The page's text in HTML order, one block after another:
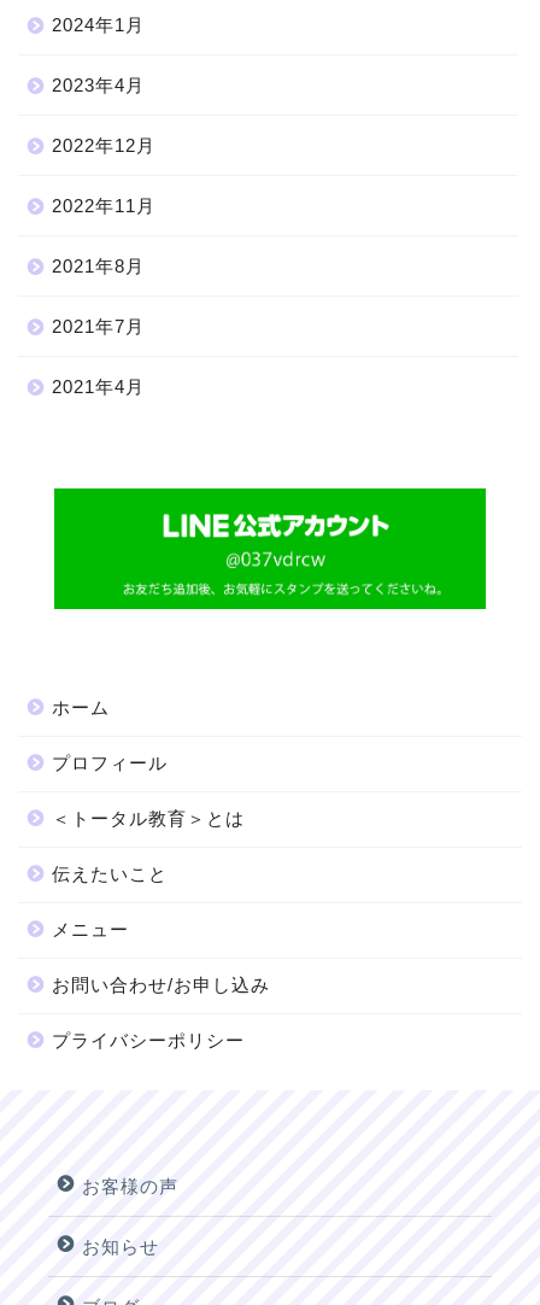
2024年1月
2023年4月
2022年12月
2022年11月
2021年8月
2021年7月
2021年4月
ホーム
プロフィール
＜トータル教育＞とは
伝えたいこと
メニュー
お問い合わせ/お申し込み
プライバシーポリシー
お客様の声
お知らせ